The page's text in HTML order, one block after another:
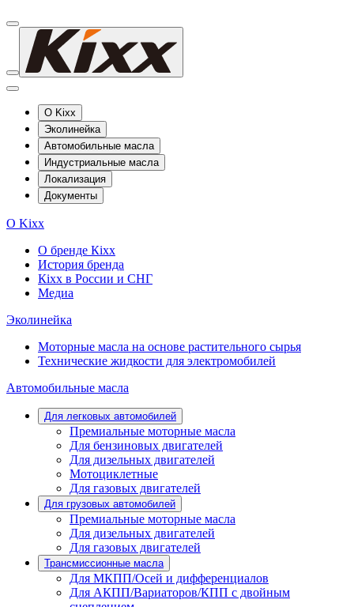
О Kixx
Эколинейка
Автомобильные масла
Индустриальные масла
Локализация
Документы
О Kixx
О бренде Кіхх
История бренда
Кіхx в России и СНГ
Медиа
Эколинейка
Моторные масла на основе растительного сырья
Технические жидкости для электромобилей
Автомобильные масла
Для легковых автомобилей
Премиальные моторные масла
Для бензиновых двигателей
Для дизельных двигателей
Мотоциклетные
Для газовых двигателей
Для грузовых автомобилей
Премиальные моторные масла
Для дизельных двигателей
Для газовых двигателей
Трансмиссионные масла
Для МКПП/Осей и дифференциалов
Для АКПП/Вариаторов/КПП с двойным